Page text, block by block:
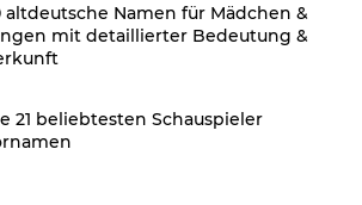
altdeutsche Namen für Mädchen &
mit detaillierter Bedeutung &
21 beliebtesten Schauspieler